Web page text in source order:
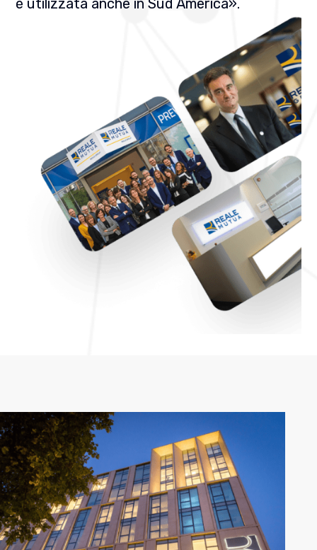
è utilizzata anche in Sud America».